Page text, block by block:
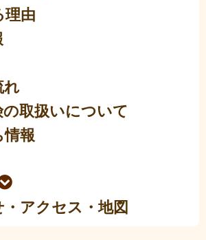
理由
れ
の取扱いについて
情報
・アクセス・地図